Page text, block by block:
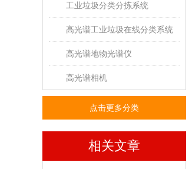
工业垃圾分类分拣系统
高光谱工业垃圾在线分类系统
高光谱地物光谱仪
高光谱相机
点击更多分类
相关文章